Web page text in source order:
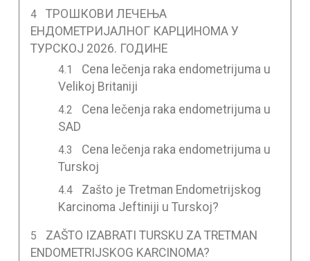
ТРОШКОВИ ЛЕЧЕЊА
ЕНДОМЕТРИЈАЛНОГ КАРЦИНОМА У
ТУРСКОЈ 2026. ГОДИНЕ
Cena lečenja raka endometrijuma u
Velikoj Britaniji
Cena lečenja raka endometrijuma u
SAD
Cena lečenja raka endometrijuma u
Turskoj
Zašto je Tretman Endometrijskog
Karcinoma Jeftiniji u Turskoj?
ZAŠTO IZABRATI TURSKU ZA TRETMAN
ENDOMETRIJSKOG KARCINOMA?